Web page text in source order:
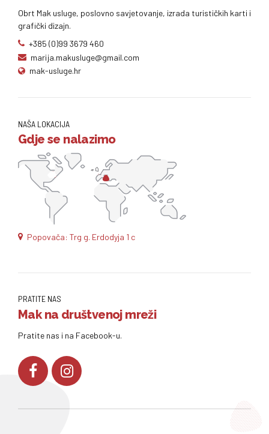
Obrt Mak usluge, poslovno savjetovanje, izrada turističkih karti i
grafički dizajn.
+385 (0)99 3679 460
marija.makusluge@gmail.com
mak-usluge.hr
NAŠA LOKACIJA
Gdje se nalazimo
Popovača: Trg g. Erdodyja 1 c
PRATITE NAS
Mak na društvenoj mreži
Pratite nas i na Facebook-u.